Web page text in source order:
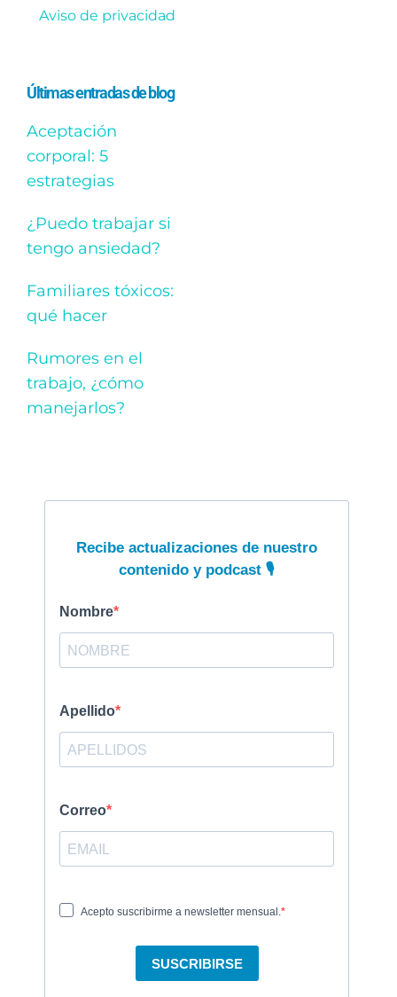
Aviso de privacidad
Últimas entradas de blog
Aceptación
corporal: 5
estrategias
¿Puedo trabajar si
tengo ansiedad?
Familiares tóxicos:
qué hacer
Rumores en el
trabajo, ¿cómo
manejarlos?